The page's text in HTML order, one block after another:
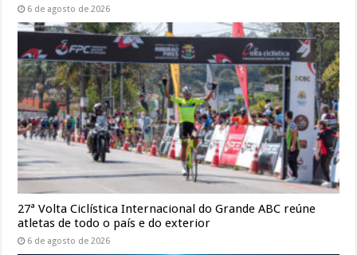
6 de agosto de 2026
27ª Volta Ciclística Internacional do Grande ABC reúne
atletas de todo o país e do exterior
6 de agosto de 2026